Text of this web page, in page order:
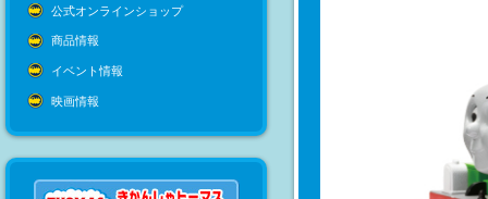
公式オンラインショップ
商品情報
イベント情報
映画情報